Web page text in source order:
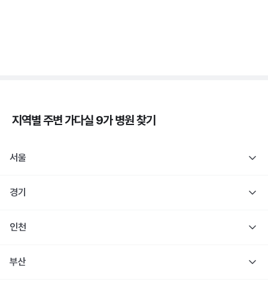
지역별 주변가다실 9가병원 찾기
서울
경기
인천
부산